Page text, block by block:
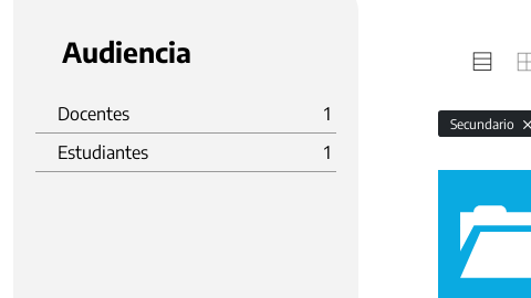
Audiencia
Docentes
1
Estudiantes
1
Secundario